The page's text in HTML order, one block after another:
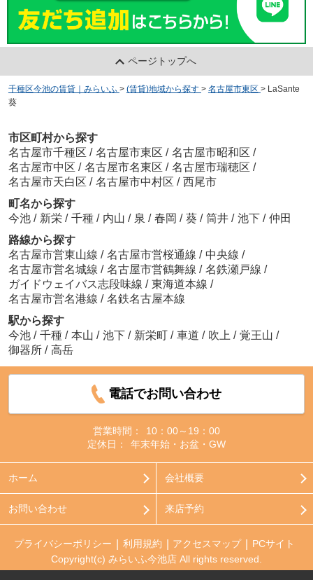
ページトップへ
千種区今池の賃貸｜みらいふ > (賃貸)地域から探す > 名古屋市東区 > LaSante
葵
市区町村から探す
名古屋市千種区 / 名古屋市東区 / 名古屋市昭和区 /
名古屋市中区 / 名古屋市名東区 / 名古屋市瑞穂区 /
名古屋市天白区 / 名古屋市中村区 / 西尾市
町名から探す
今池 / 新栄 / 千種 / 内山 / 泉 / 春岡 / 葵 / 筒井 / 池下 / 仲田
路線から探す
名古屋市営東山線 / 名古屋市営桜通線 / 中央線 /
名古屋市営名城線 / 名古屋市営鶴舞線 / 名鉄瀬戸線 /
ガイドウェイバス志段味線 / 東海道本線 /
名古屋市営名港線 / 名鉄名古屋本線
駅から探す
今池 / 千種 / 本山 / 池下 / 新栄町 / 車道 / 吹上 / 覚王山 /
御器所 / 高岳
電話でお問い合わせ
営業時間：
10：00～19：00
定休日：
年末年始・お盆・GW
ホーム 会社概要
お問い合わせ 来店予約
プライバシーポリシー 利用規約 アクセスマップ
PCサイト
Copyright(c) みらいふ今池店 All rights reserved.